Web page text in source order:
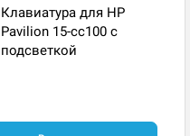
Клавиатура для HP
Pavilion 15-cc100 с
подсветкой